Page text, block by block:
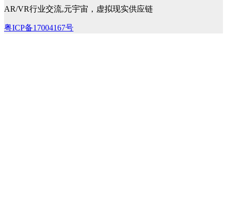
AR/VR行业交流,元宇宙，虚拟现实供应链
粤ICP备17004167号